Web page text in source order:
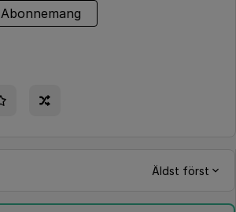
Abonnemang
Äldst först